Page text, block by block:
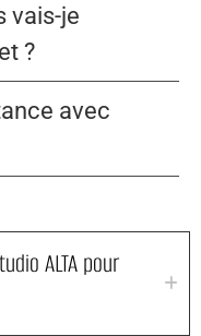
vais-je
?
avec
ALTA pour